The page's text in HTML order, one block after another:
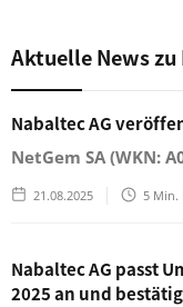
Aktuelle News zu
Nabaltec AG
NetGem SA (WKN:
21.08.2025 5 Min.
Nabaltec AG passt
2025 an und